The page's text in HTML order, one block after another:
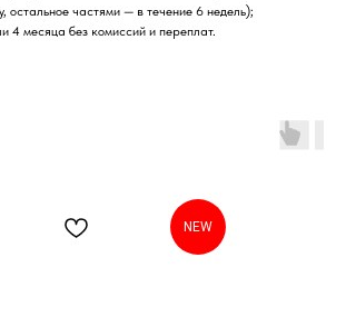
остальное частями — в течение 6 недель);
4 месяца без комиссий и переплат.
NEW